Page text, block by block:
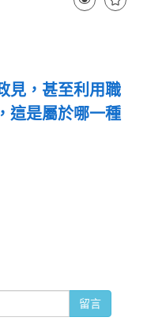
見，甚至利用職
這是屬於哪一種
留言